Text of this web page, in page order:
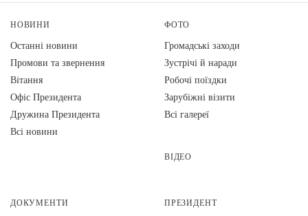
НОВИНИ
Останні новини
Промови та звернення
Вiтання
Офіс Президента
Дружина Президента
Всі новини
ФОТО
Громадські заходи
Зустрічі й наради
Робочі поїздки
Зарубіжні візити
Всі галереї
ВІДЕО
ДОКУМЕНТИ ПРЕЗИДЕНТ